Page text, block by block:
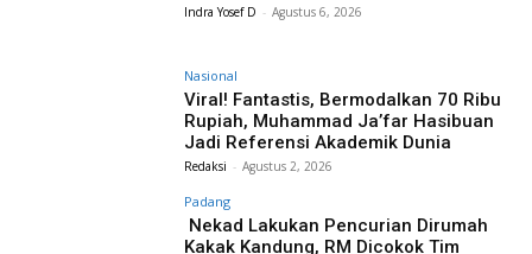
Indra Yosef D - Agustus 6, 2026
Nasional
Viral! Fantastis, Bermodalkan 70 Ribu
Rupiah, Muhammad Ja’far Hasibuan
Jadi Referensi Akademik Dunia
Redaksi - Agustus 2, 2026
Padang
Nekad Lakukan Pencurian Dirumah
Kakak Kandung, RM Dicokok Tim